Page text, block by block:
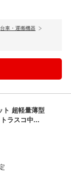
台車・運搬機器
ラスコ中...